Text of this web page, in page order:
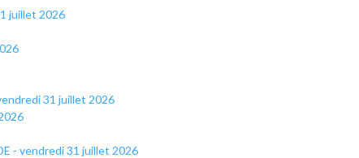
juillet 2026
31 juillet 2026
- vendredi 31 juillet 2026